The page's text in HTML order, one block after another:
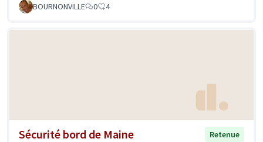
BOURNONVILLE
0 4
Sécurité bord de Maine
Retenue